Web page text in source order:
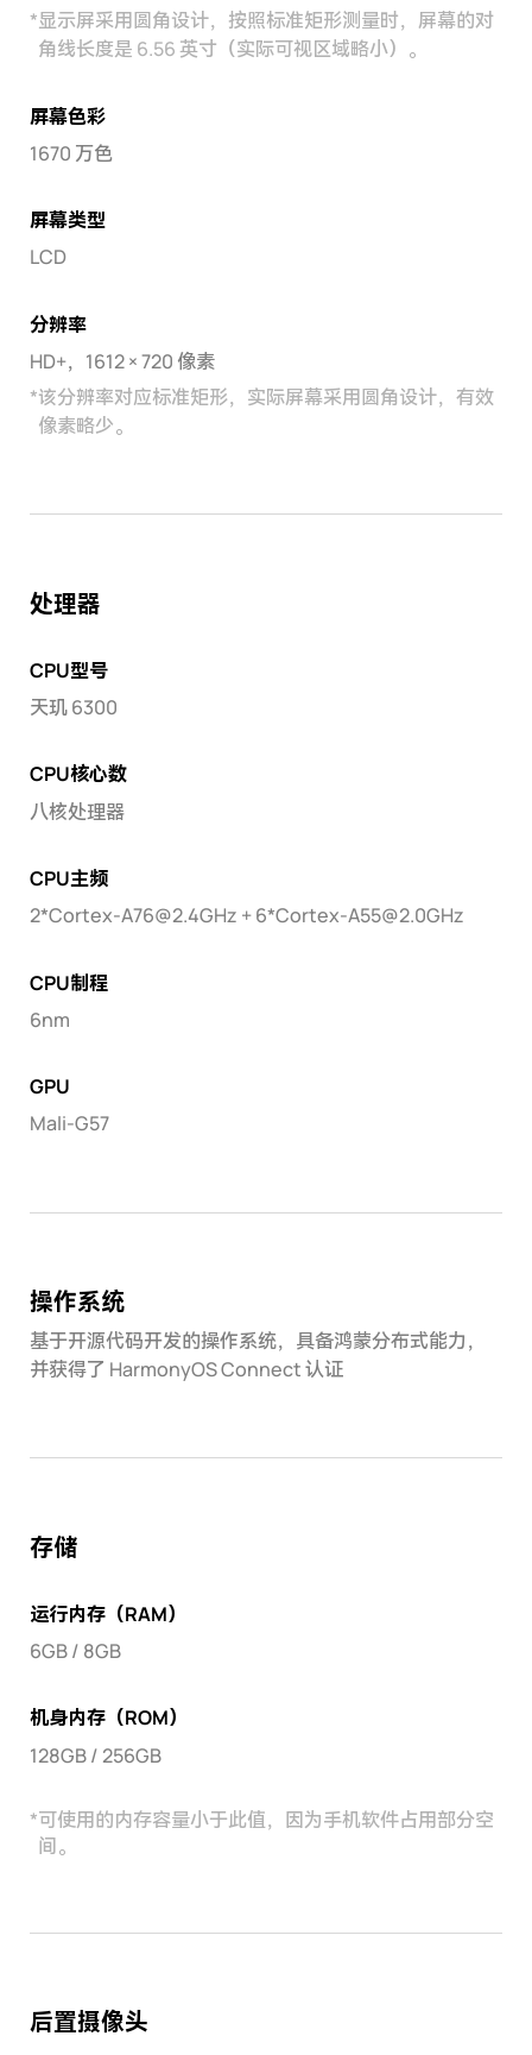
*显示屏采用圆角设计，按照标准矩形测量时，屏幕的对
角线长度是 6.56 英寸（实际可视区域略小）。
屏幕色彩
1670 万色
屏幕类型
LCD
分辨率
HD+，1612 × 720 像素
*该分辨率对应标准矩形，实际屏幕采用圆角设计，有效
像素略少。
处理器
CPU型号
天玑 6300
CPU核心数
八核处理器
CPU主频
2*Cortex-A76@2.4GHz + 6*Cortex-A55@2.0GHz
CPU制程
6nm
GPU
Mali-G57
操作系统
基于开源代码开发的操作系统，具备鸿蒙分布式能力，
并获得了 HarmonyOS Connect 认证
存储
运行内存（RAM）
6GB / 8GB
机身内存（ROM）
128GB / 256GB
*可使用的内存容量小于此值，因为手机软件占用部分空
间。
后置摄像头